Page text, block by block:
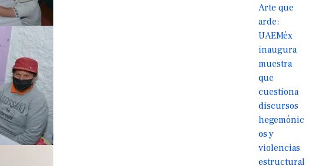
Arte que
arde:
UAEMéx
inaugura
muestra
que
cuestiona
discursos
hegemónic
os y
violencias
estructural